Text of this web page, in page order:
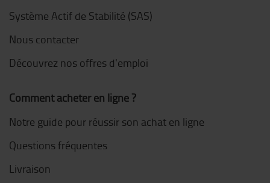
Système Actif de Stabilité (SAS)
Nous contacter
Découvrez nos offres d'emploi
Comment acheter en ligne ?
Notre guide pour réussir son achat en ligne
Questions fréquentes
Livraison